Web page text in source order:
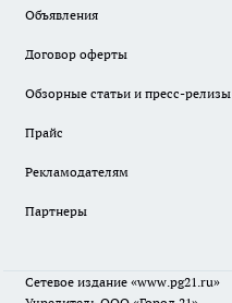
Объявления
Договор оферты
Обзорные статьи и пресс-релизы
Прайс
Рекламодателям
Партнеры
Сетевое издание «www.pg21.ru»